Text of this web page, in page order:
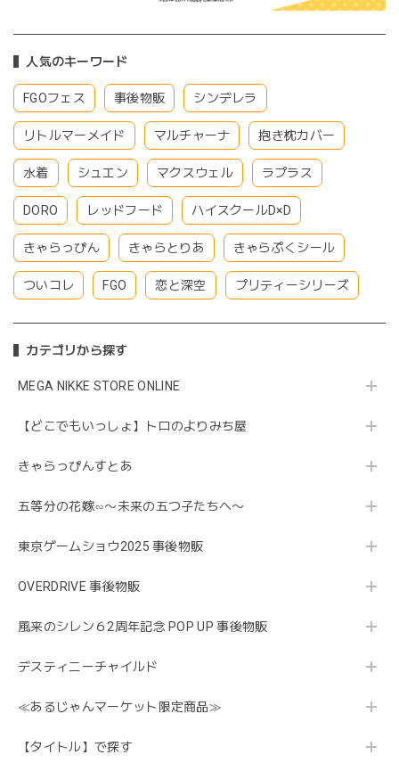
人気のキーワード
FGOフェス 事後物販 シンデレラ
リトルマーメイド マルチャーナ 抱き枕カバー
水着 シュエン マクスウェル ラプラス
DORO レッドフード ハイスクールD×D
きゃらっぴん きゃらとりあ きゃらぷくシール
ついコレ FGO 恋と深空 プリティーシリーズ
カテゴリから探す
MEGA NIKKE STORE ONLINE
【どこでもいっしょ】トロのよりみち屋
きゃらっぴんすとあ
五等分の花嫁∽〜未来の五つ子たちへ〜
東京ゲームショウ2025 事後物販
OVERDRIVE 事後物販
風来のシレン６2周年記念 POP UP 事後物販
デスティニーチャイルド
≪あるじゃんマーケット限定商品≫
【タイトル】で探す